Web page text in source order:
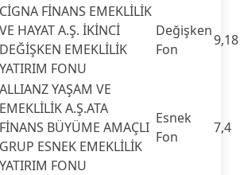
CİGNA FİNANS EMEKLİLİK
VE HAYAT A.Ş. İKİNCİ
DEĞİŞKEN EMEKLİLİK
YATIRIM FONU
Değişken
Fon
9,18
ALLIANZ YAŞAM VE
EMEKLİLİK A.Ş.ATA
FİNANS BÜYÜME AMAÇLI
GRUP ESNEK EMEKLİLİK
YATIRIM FONU
Esnek
Fon
7,4